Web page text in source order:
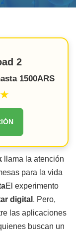
2
1500ARS
llama la atención
para la vida
El experimento
digital . Pero,
las aplicaciones
buscan un